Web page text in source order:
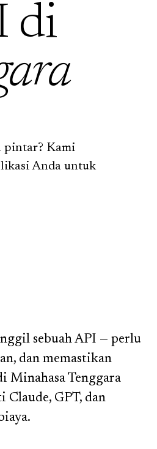
di
pintar? Kami
Anda untuk
sebuah API — perlu
dan memastikan
Minahasa Tenggara
Claude, GPT, dan